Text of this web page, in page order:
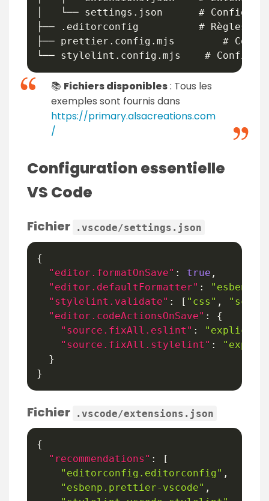
│   └── settings.json      #
├── .editorconfig          # Règles
├── prettier.config.mjs        #
📚 Fichiers disponibles: Tous les
exemples sont fournis dans
https://primary.alsacreations.com
/
Configuration essentielle
VS Code
Fichier .vscode/settings.json
{
"editor.formatOnSave" : true ,
"editor.defaultFormatter" :
"stylelint.validate" : [ "css" , "scss"
"editor.codeActionsOnSave" :
{
"source.fixAll.eslint" : "explicit"
"source.fixAll.stylelint" :
}
}
Fichier .vscode/extensions.json
{
"recommendations" :
[
"editorconfig.editorconfig" ,
"esbenp.prettier-vscode" ,